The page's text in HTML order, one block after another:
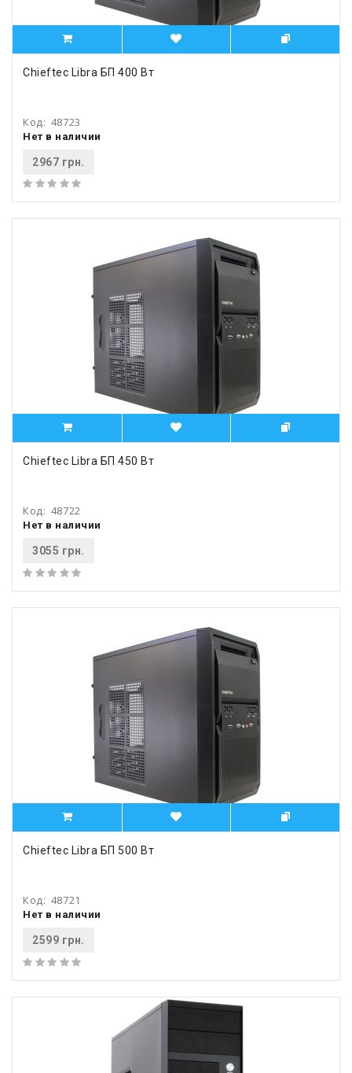
Chieftec Libra БП 400 Вт
Код: 48723
Нет в наличии
2967 грн.
Chieftec Libra БП 450 Вт
Код: 48722
Нет в наличии
3055 грн.
Chieftec Libra БП 500 Вт
Код: 48721
Нет в наличии
2599 грн.